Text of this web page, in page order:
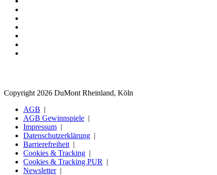
Copyright 2026 DuMont Rheinland, Köln
AGB
AGB Gewinnspiele
Impressum
Datenschutzerklärung
Barrierefreiheit
Cookies & Tracking
Cookies & Tracking PUR
Newsletter